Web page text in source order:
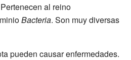
al reino
Bacteria. Son muy diversas
pueden causar enfermedades.